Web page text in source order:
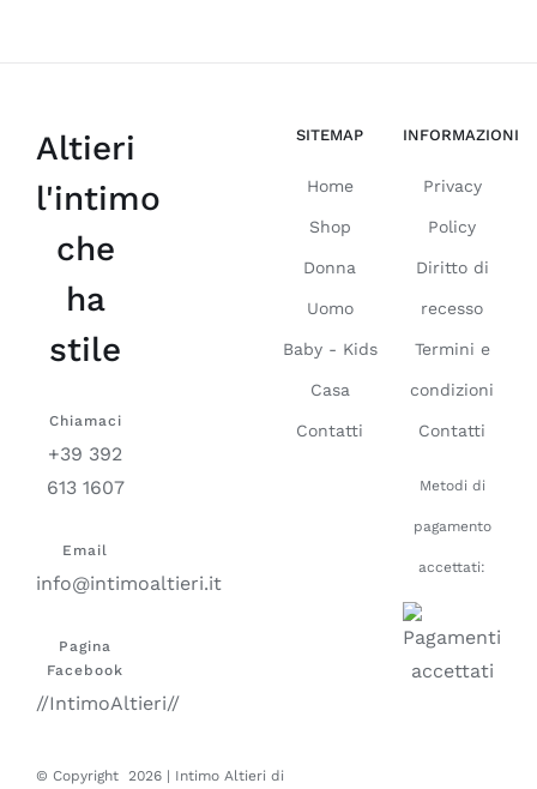
Altieri
l'intimo
che
ha
stile
Chiamaci
+39 392
613 1607
Email
info@intimoaltieri.it
Pagina
Facebook
//IntimoAltieri//
SITEMAP
Home
Shop
Donna
Uomo
Baby - Kids
Casa
Contatti
INFORMAZIONI
Privacy
Policy
Diritto di
recesso
Termini e
condizioni
Contatti
Metodi di
pagamento
accettati:
© Copyright 2026 | Intimo Altieri di